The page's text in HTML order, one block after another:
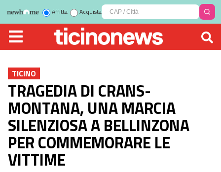
Affitta Acquista
TICINO
TRAGEDIA DI CRANS-
MONTANA, UNA MARCIA
SILENZIOSA A BELLINZONA
PER COMMEMORARE LE
VITTIME